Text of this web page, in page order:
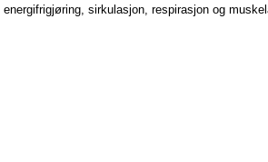
sirkulasjon, respirasjon og